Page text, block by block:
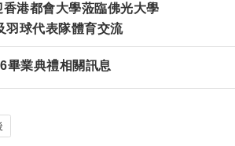
香港都會大學蒞臨佛光大學
羽球代表隊體育交流
畢業典禮相關訊息